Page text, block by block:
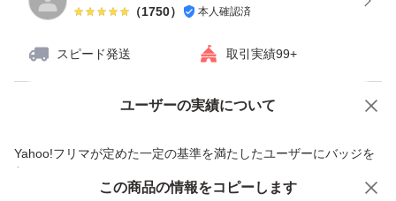
（1750） 本人確認済
スピード発送 取引実績99+
ユーザーの実績について
Yahoo!フリマが定めた一定の基準を満たしたユーザーにバッジを
付与しています
価格の相談 商品への質問
この商品の情報をコピーします
この商品をみている人にオススメ